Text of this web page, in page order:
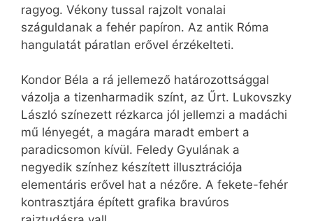
ragyog. Vékony tussal rajzolt vonalai
száguldanak a fehér papíron. Az antik Róma
hangulatát páratlan erővel érzékelteti.
Kondor Béla a rá jellemező határozottsággal
vázolja a tizenharmadik színt, az Űrt. Lukovszky
László színezett rézkarca jól jellemzi a madáchi
mű lényegét, a magára maradt embert a
paradicsomon kívül. Feledy Gyulának a
negyedik színhez készített illusztrációja
elementáris erővel hat a nézőre. A fekete-fehér
kontrasztjára épített grafika bravúros